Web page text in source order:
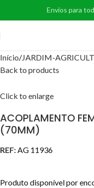
Envios para
Início JARDIM-
Back to products
Click to enlarge
ACOPLAMENTO
(70MM)
REF:AG 11936
Produto disponível por